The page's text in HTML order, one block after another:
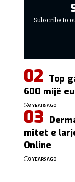
Subscribe to
Top
600 mijë
3 YEARS AGO
mitet e
Online
3 YEARS AGO